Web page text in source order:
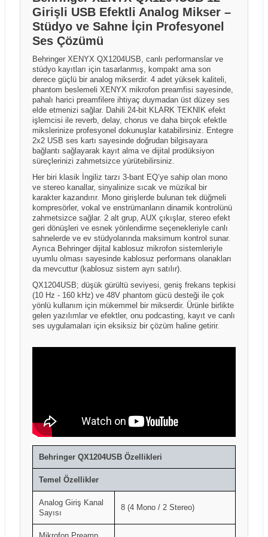
görevlisine "Hasar Tespit Tutanağı" tutturulması yasal
bir zorunluluktur; bu işlem sayesinde taşıma kaynaklı
hasarlarda kargo firması nezdinde tazmin süreci
başlatılabilirken, tutanaksız teslim alınan gönderilerde
hasarın taşıma aşamasında oluştuğu ispatlanamadığı
için sonradan yapılacak bildirimler kabul
edilememektedir.
faktörlere bağlı olarak farklılık gösterebilir. Üretici
firmalar ürün özelliklerinde önceden bildirim
yapmaksızın değişiklik yapma hakkını saklı tutabilir.
Kutu içeriği ve ürünle birlikte sunulan aksesuarlar
üretici firma ve dağıtım politikalarına bağlı olarak ülke,
bölge veya parti bazında farklılık gösterebilir. Ürün
sayfalarında yer alan görseller temsilî amaçlı olabilir
ve gerçek ürün, kutu içeriği veya renk tonları
görsellerden farklılık gösterebilir.
Girişli USB Efektli Analog Mikser –
Stüdyo ve Sahne İçin Profesyonel
Ses Çözümü
Behringer XENYX QX1204USB, canlı performanslar ve
stüdyo kayıtları için tasarlanmış, kompakt ama son
derece güçlü bir analog mikserdir. 4 adet yüksek kaliteli,
phantom beslemeli XENYX mikrofon preamfisi sayesinde,
pahalı harici preamfilere ihtiyaç duymadan üst düzey ses
elde etmenizi sağlar. Dahili 24-bit KLARK TEKNIK efekt
işlemcisi ile reverb, delay, chorus ve daha birçok efektle
mikslerinize profesyonel dokunuşlar katabilirsiniz. Entegre
2x2 USB ses kartı sayesinde doğrudan bilgisayara
bağlantı sağlayarak kayıt alma ve dijital prodüksiyon
süreçlerinizi zahmetsizce yürütebilirsiniz.
Her biri klasik İngiliz tarzı 3-bant EQ’ye sahip olan mono
ve stereo kanallar, sinyalinize sıcak ve müzikal bir
karakter kazandırır. Mono girişlerde bulunan tek düğmeli
kompresörler, vokal ve enstrümanların dinamik kontrolünü
zahmetsizce sağlar. 2 alt grup, AUX çıkışlar, stereo efekt
geri dönüşleri ve esnek yönlendirme seçenekleriyle canlı
sahnelerde ve ev stüdyolarında maksimum kontrol sunar.
Ayrıca Behringer dijital kablosuz mikrofon sistemleriyle
uyumlu olması sayesinde kablosuz performans olanakları
da mevcuttur (kablosuz sistem ayrı satılır).
QX1204USB; düşük gürültü seviyesi, geniş frekans tepkisi
(10 Hz - 160 kHz) ve 48V phantom gücü desteği ile çok
yönlü kullanım için mükemmel bir mikserdir. Ürünle birlikte
gelen yazılımlar ve efektler, onu podcasting, kayıt ve canlı
ses uygulamaları için eksiksiz bir çözüm haline getirir.
Behringer QX1204USB Özellikleri
Temel Özellikler
Analog Giriş Kanal
Sayısı
8 (4 Mono / 2 Stereo)